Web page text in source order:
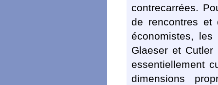
contrecarrées.
de rencontres et
économistes, les
Glaeser et Cutler
essentiellement
dimensions